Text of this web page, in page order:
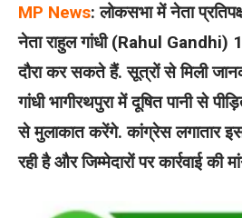
MP News: लोकसभा में नेता
नेता राहुल गांधी (Rahul Gandhi)
दौरा कर सकते हैं. सूत्रों से मिली
गांधी भागीरथपुरा में दूषित पानी से
से मुलाकात करेंगे. कांग्रेस लगातार इस
रही है और जिम्मेदारों पर कार्रवाई की